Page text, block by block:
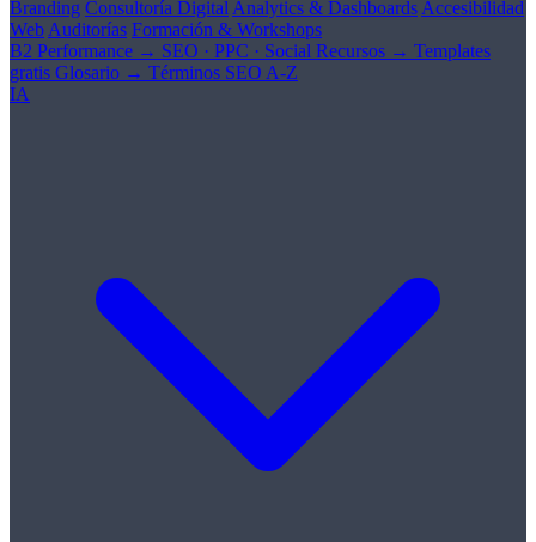
Branding Consultoría Digital Analytics & Dashboards Accesibilidad
Web Auditorías Formación & Workshops
B2 Performance → SEO · PPC · Social Recursos → Templates
gratis Glosario → Términos SEO A-Z
IA